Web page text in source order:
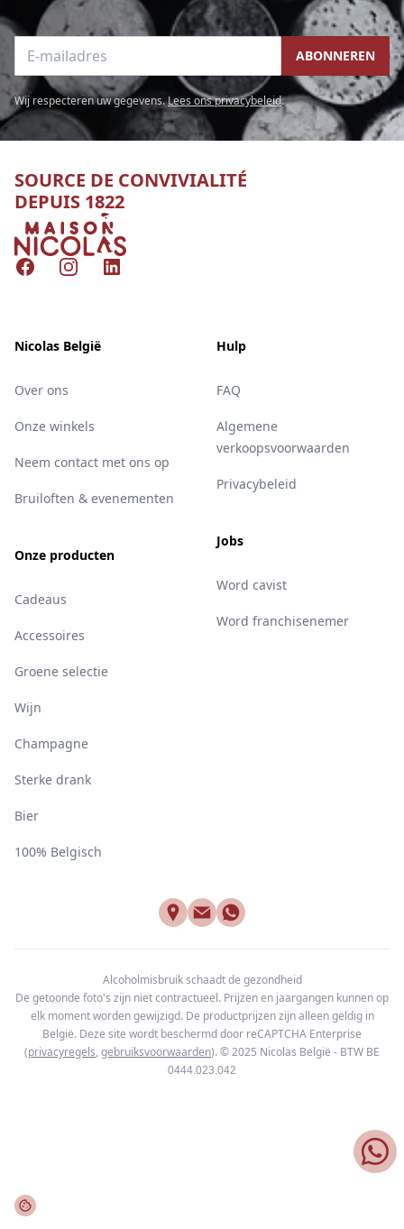
E-mailadres ABONNEREN
Wij respecteren uw gegevens.Lees ons privacybeleid.
SOURCE DE CONVIVIALITÉ
DEPUIS 1822
Nicolas
FacebookInstagramLinkedIn
Nicolas België
Over ons
Onze winkels
Neem contact met ons op
Bruiloften & evenementen
Onze producten
Cadeaus
Accessoires
Groene selectie
Wijn
Champagne
Sterke drank
Bier
100% Belgisch
Hulp
FAQ
Algemene
verkoopsvoorwaarden
Privacybeleid
Jobs
Word cavist
Word franchisenemer
Alcoholmisbruik schaadt de gezondheid
De getoonde foto's zijn niet contractueel. Prijzen en jaargangen kunnen op
elk moment worden gewijzigd. De productprijzen zijn alleen geldig in
België. Deze site wordt beschermd door reCAPTCHA Enterprise
(privacyregels, gebruiksvoorwaarden). © 2025 Nicolas België - BTW BE
0444.023.042